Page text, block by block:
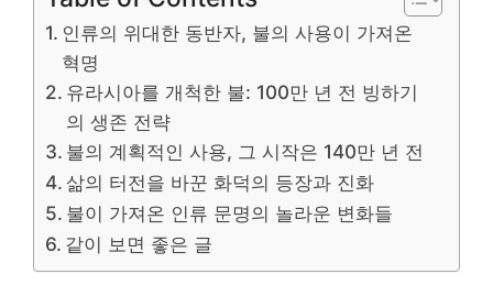
인류의 위대한 동반자, 불의 사용이 가져온
혁명
유라시아를 개척한 불: 100만 년 전 빙하기
의 생존 전략
불의 계획적인 사용, 그 시작은 140만 년 전
삶의 터전을 바꾼 화덕의 등장과 진화
불이 가져온 인류 문명의 놀라운 변화들
같이 보면 좋은 글